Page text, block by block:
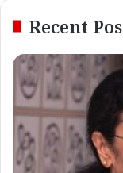
Recent